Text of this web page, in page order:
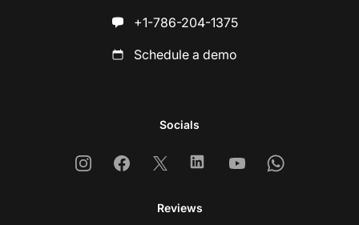
+1-786-204-1375
Schedule a demo
Socials
InstagramFacebook
X LinkedinYoutubeWhatsapp
Reviews